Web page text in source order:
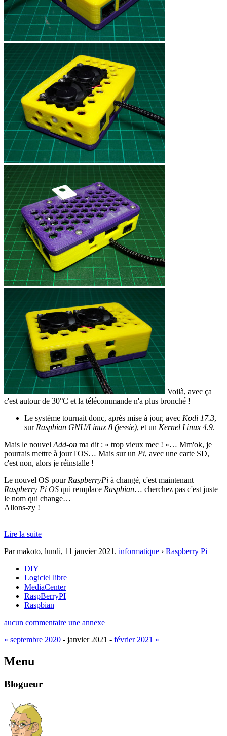
Voilà, avec ça
c'est autour de 30°C et la télécommande n'a plus bronché !
Le système tournait donc, après mise à jour, avec Kodi 17.3,
sur Raspbian GNU/Linux 8 (jessie), et un Kernel Linux 4.9.
Mais le nouvel Add-on ma dit : « trop vieux mec ! »… Mm'ok, je
pourrais mettre à jour l'OS… Mais sur un Pi, avec une carte SD,
c'est non, alors je réinstalle !
Le nouvel OS pour RaspberryPi à changé, c'est maintenant
Raspberry Pi OS qui remplace Raspbian… cherchez pas c'est juste
le nom qui change…
Allons-zy !
Lire la suite
Par makoto, lundi, 11 janvier 2021 . informatique › Raspberry Pi
DIY
Logiciel libre
MediaCenter
RaspBerryPI
Raspbian
aucun commentaire une annexe
« septembre 2020 - janvier 2021 - février 2021 »
Menu
Blogueur